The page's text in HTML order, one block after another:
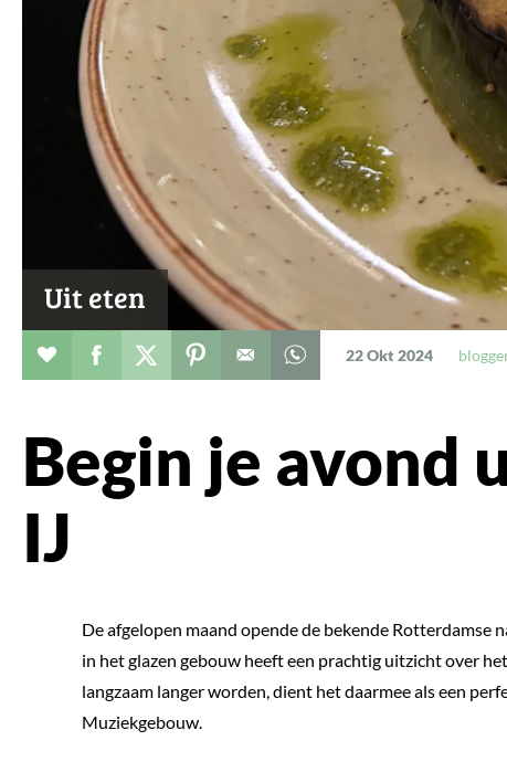
Uit eten
Verhaal toevoegen aan favorieten
Deel dit op facebook
Deel dit op twitter
Deel dit op pinterestWhatsapp dit bericht
22 Okt 2024
Begin je avond
IJ
De afgelopen maand opende de bekende Rotterdamse
in het glazen gebouw heeft een prachtig uitzicht over
langzaam langer worden, dient het daarmee als een
Muziekgebouw.